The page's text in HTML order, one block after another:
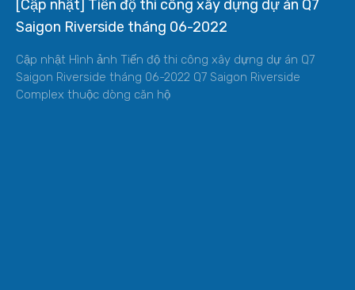
[Cập nhật] Tiến độ thi công xây dựng dự án Q7
Saigon Riverside tháng 06-2022
Cập nhật Hình ảnh Tiến độ thi công xây dựng dự án Q7
Saigon Riverside tháng 06-2022 Q7 Saigon Riverside
Complex thuộc dòng căn hộ